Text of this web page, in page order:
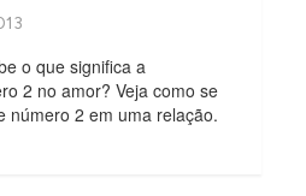
o que significa a
2 no amor? Veja como se
número 2 em uma relação.